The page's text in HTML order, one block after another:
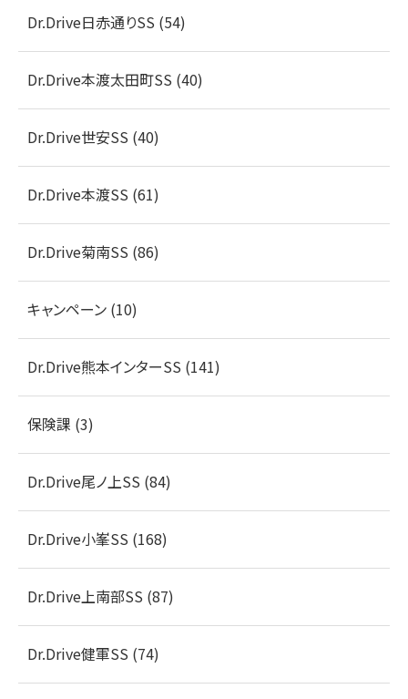
Dr.Drive日赤通りSS (54)
Dr.Drive本渡太田町SS (40)
Dr.Drive世安SS (40)
Dr.Drive本渡SS (61)
Dr.Drive菊南SS (86)
キャンペーン (10)
Dr.Drive熊本インターSS (141)
保険課 (3)
Dr.Drive尾ノ上SS (84)
Dr.Drive小峯SS (168)
Dr.Drive上南部SS (87)
Dr.Drive健軍SS (74)